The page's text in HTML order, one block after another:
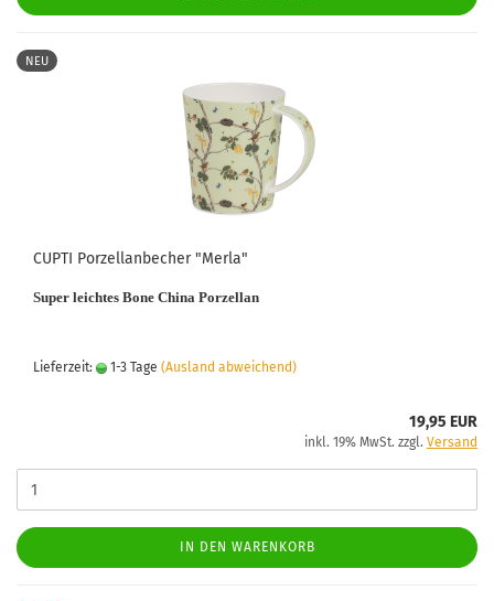
NEU
CUPTI Porzellanbecher "Merla"
Super leichtes Bone China Porzellan
Lieferzeit: 1-3 Tage (Ausland abweichend)
19,95 EUR
inkl. 19% MwSt. zzgl. Versand
IN DEN WARENKORB